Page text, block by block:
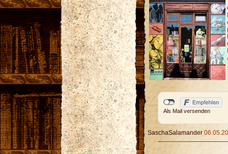
Als Mail versenden
SaschaSalamander